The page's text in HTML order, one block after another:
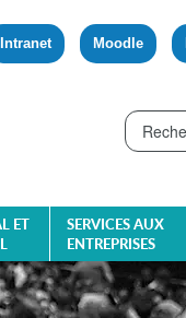
Intranet Moodle
ET
SERVICES AUX
ENTREPRISES